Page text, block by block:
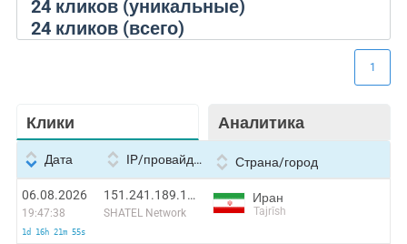
24кликов (уникальные)
24кликов (всего)
Клики Аналитика
1
Дата IP/провайдер Страна/город
06.08.2026
19:47:38
1d 16h 21m 55s
151.241.189.116:20756
SHATEL Network
Иран
Tajrīsh